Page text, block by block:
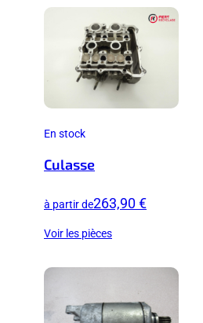
En stock
Culasse
à partir de263,90 €
Voir les pièces